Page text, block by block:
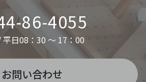
86-4055
平日08：30 ～ 17：00
お問い合わせ